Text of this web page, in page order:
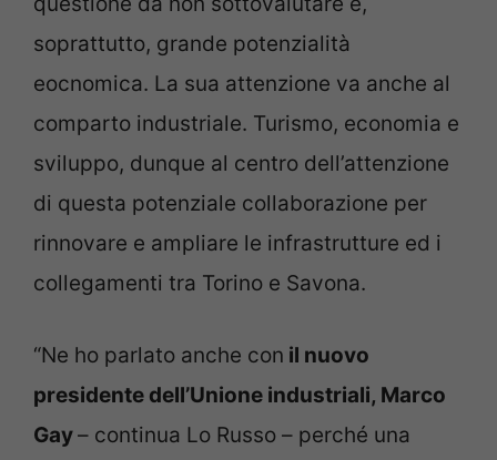
soprattutto, grande potenzialità
eocnomica. La sua attenzione va anche al
comparto industriale. Turismo, economia e
sviluppo, dunque al centro dell’attenzione
di questa potenziale collaborazione per
rinnovare e ampliare le infrastrutture ed i
collegamenti tra Torino e Savona.
“Ne ho parlato anche con il nuovo
presidente dell’Unione industriali, Marco
Gay– continua Lo Russo – perché una